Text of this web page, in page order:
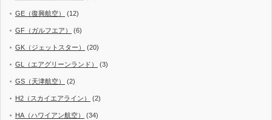
GE（復興航空） (12)
GF（ガルフエア） (6)
GK（ジェットスター） (20)
GL（エアグリーンランド） (3)
GS（天津航空） (2)
H2（スカイエアライン） (2)
HA（ハワイアン航空） (34)